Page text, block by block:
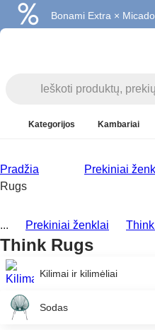
Bonami Extra ×
Kategorijos Kambariai
Pradžia Prekiniai
Rugs
... Prekiniai ženklai
Think Rugs
Kilimai ir kilimėliai
Sodas